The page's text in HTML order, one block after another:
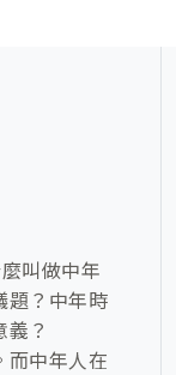
叫做中年
題？中年時
？
而中年人在